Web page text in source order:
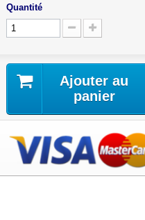
Quantité
Ajouter au
panier